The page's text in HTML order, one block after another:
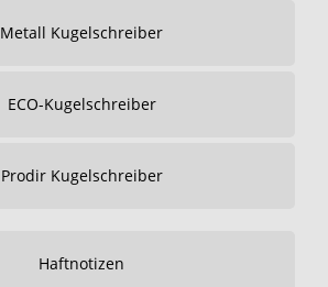
Metall Kugelschreiber
ECO-Kugelschreiber
Prodir Kugelschreiber
Haftnotizen